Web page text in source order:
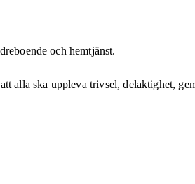
och hemtjänst.
alla ska uppleva trivsel, delaktighet,